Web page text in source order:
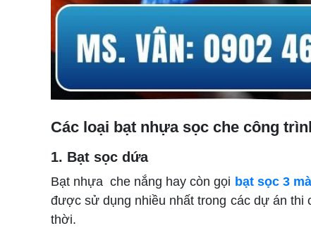
Các loại bạt nhựa sọc che công
1. Bạt sọc dứa
Bạt nhựa che nắng hay còn gọi bạt sọc 3
được sử dụng nhiều nhất trong các dự án thi
thời.